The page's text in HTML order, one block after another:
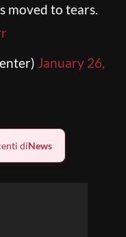
moved to tears.
January 26,
diNews